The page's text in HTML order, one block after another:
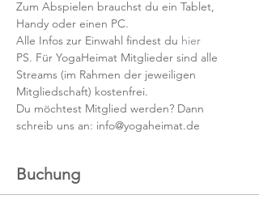
Zum Abspielen brauchst du ein Tablet,
Handy oder einen PC.
Alle Infos zur Einwahl findest du hier
PS. Für YogaHeimat Mitglieder sind alle
Streams (im Rahmen der jeweiligen
Mitgliedschaft) kostenfrei.
Du möchtest Mitglied werden? Dann
schreib uns an: info@yogaheimat.de
Buchung